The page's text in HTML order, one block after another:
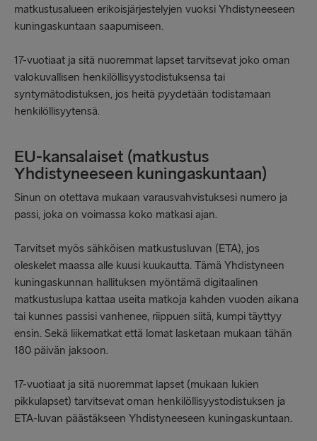
matkustusalueen erikoisjärjestelyjen vuoksi Yhdistyneeseen
kuningaskuntaan saapumiseen.
17-vuotiaat ja sitä nuoremmat lapset tarvitsevat joko oman
valokuvallisen henkilöllisyystodistuksensa tai
syntymätodistuksen, jos heitä pyydetään todistamaan
henkilöllisyytensä.
EU-kansalaiset (matkustus
Yhdistyneeseen kuningaskuntaan)
Sinun on otettava mukaan varausvahvistuksesi numero ja
passi, joka on voimassa koko matkasi ajan.
Tarvitset myös sähköisen matkustusluvan (ETA), jos
oleskelet maassa alle kuusi kuukautta. Tämä Yhdistyneen
kuningaskunnan hallituksen myöntämä digitaalinen
matkustuslupa kattaa useita matkoja kahden vuoden aikana
tai kunnes passisi vanhenee, riippuen siitä, kumpi täyttyy
ensin. Sekä liikematkat että lomat lasketaan mukaan tähän
180 päivän jaksoon.
17-vuotiaat ja sitä nuoremmat lapset (mukaan lukien
pikkulapset) tarvitsevat oman henkilöllisyystodistuksen ja
ETA-luvan päästäkseen Yhdistyneeseen kuningaskuntaan.